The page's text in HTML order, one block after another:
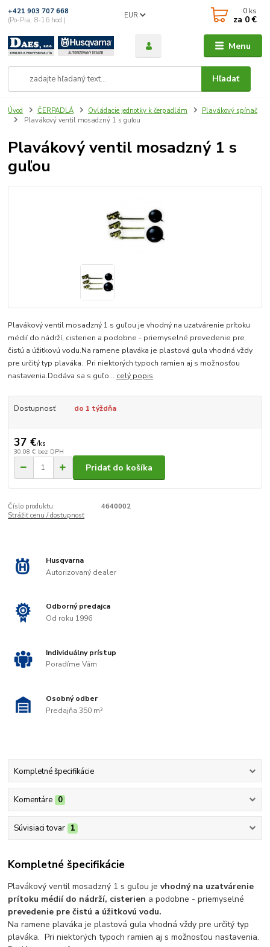
Menu
EUR
Hľadať
+421 903 707 668
(Po-Pia, 8-16 hod.)
0 ks
za 0 €
Úvod ČERPADLÁ Ovládacie jednotky k čerpadlám
Plavákový spínač
Plavákový ventil mosadzný 1 s guľou
Plavákový ventil mosadzný 1 s
guľou
Plavákový ventil mosadzný 1 s guľou je vhodný na uzatvárenie prítoku
médií do nádrží, cisterien a podobne - priemyselné prevedenie pre
čistú a úžitkovú vodu.Na ramene plaváka je plastová gula vhodná vždy
pre určitý typ plaváka. Pri niektorých typoch ramien aj s možnosťou
nastavenia.Dodáva sa s guľo... celý popis
Dostupnosť do 1 týždňa
37 €/ks
30,08 € bez DPH
Pridať do košíka
Číslo produktu:
4640002
Strážiť cenu / dostupnosť
Husqvarna
Autorizovaný dealer
Odborný predajca
Od roku 1996
Individuálny prístup
Poradíme Vám
Osobný odber
Predajňa 350 m²
Kompletné špecifikácie
Komentáre 0
Súvisiaci tovar 1
Kompletné špecifikácie
Plavákový ventil mosadzný 1 s guľou jevhodný na uzatvárenie
prítoku médií do nádrží, cisterien a podobne - priemyselné
prevedenie pre čistú a úžitkovú vodu.
Na ramene plaváka je plastová gula vhodná vždy pre určitý typ
plaváka. Pri niektorých typoch ramien aj s možnosťou nastavenia.